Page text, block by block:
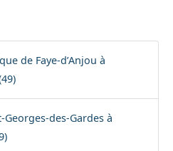
de Faye-d’Anjou à
des-Gardes à